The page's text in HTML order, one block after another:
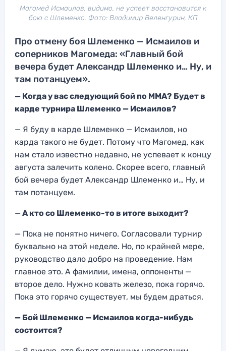
Магомед Исмаилов, видимо, не успеет восстановится к
бою с Шлеменко. Фото: Владимир Веленгурин, КП
Про отмену боя Шлеменко — Исмаилов и
соперников Магомеда: «Главный бой
вечера будет Александр Шлеменко и… Ну, и
там потанцуем».
— Когда у вас следующий бой по ММА? Будет в
карде турнира Шлеменко — Исмаилов?
— Я буду в карде Шлеменко — Исмаилов, но
карда такого не будет. Потому что Магомед, как
нам стало известно недавно, не успевает к концу
августа залечить колено. Скорее всего, главный
бой вечера будет Александр Шлеменко и… Ну, и
там потанцуем.
— А кто со Шлеменко-то в итоге выходит?
— Пока не понятно ничего. Согласовали турнир
буквально на этой неделе. Но, по крайней мере,
руководство дало добро на проведение. Нам
главное это. А фамилии, имена, оппоненты —
второе дело. Нужно ковать железо, пока горячо.
Пока это горячо существует, мы будем драться.
— Бой Шлеменко — Исмаилов когда-нибудь
состоится?